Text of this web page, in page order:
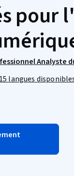
pour
Analyste
15 langues